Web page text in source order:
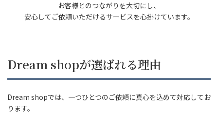
お客様とのつながりを大切にし、
安心してご依頼いただけるサービスを心掛けています。
Dream shopが選ばれる理由
Dream shopでは、一つひとつのご依頼に真心を込めて対応してお
ります。